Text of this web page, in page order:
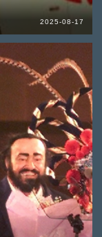
2025-08-17